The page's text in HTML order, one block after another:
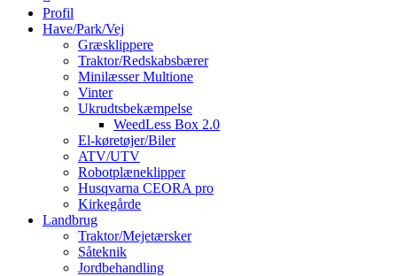
Profil
Have/Park/Vej
Græsklippere
Traktor/Redskabsbærer
Minilæsser Multione
Vinter
Ukrudtsbekæmpelse
WeedLess Box 2.0
El-køretøjer/Biler
ATV/UTV
Robotplæneklipper
Husqvarna CEORA pro
Kirkegårde
Landbrug
Traktor/Mejetærsker
Såteknik
Jordbehandling